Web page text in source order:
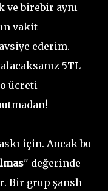
ve birebir aynı
vakit
ederim.
5TL
ücreti
için. Ancak bu
" değerinde
Bir grup şanslı